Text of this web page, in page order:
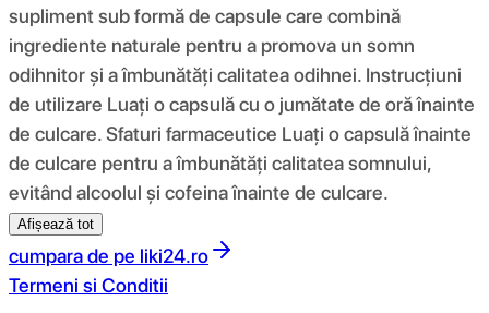
supliment sub formă de capsule care combină
ingrediente naturale pentru a promova un somn
odihnitor și a îmbunătăți calitatea odihnei. Instrucțiuni
de utilizare Luați o capsulă cu o jumătate de oră înainte
de culcare. Sfaturi farmaceutice Luați o capsulă înainte
de culcare pentru a îmbunătăți calitatea somnului,
evitând alcoolul și cofeina înainte de culcare.
Afișează tot
cumpara de pe liki24.ro
Termeni si Conditii